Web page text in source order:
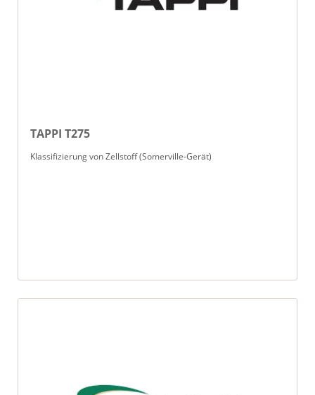
TAPPI T275
Klassifizierung von Zellstoff (Somerville-Gerät)